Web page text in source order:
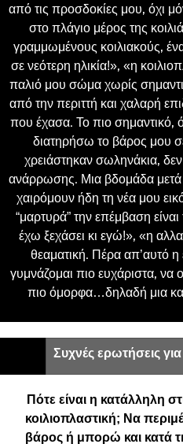
από τις προσδοκίες μου, όχι
στο πλάγιο μέρος της
γραμμωμένους κοιλιακούς,
σε νεότερη ηλικία!», «η
παλιό μου σώμα χωρίς
από την περιττή και χαλαρή
που έχασα. Το πιο σημαντικό,
διατηρήσω το βάρος μου
χρειάστηκαν σωληνάκια,
ανάρρωσης. Μια βδομάδα
χαιρόμουν ήδη τη νέα μου
“μαρτυρά” την επέμβαση
έχω ξεχάσει κι εγώ!», «η
θεαματική. Πέρα απ’αυτό
γυμνάζομαι πιο ευχάριστα, να
πιο όμορφα…δηλαδή μια
Συχνές ερωτήσεις
Πότε είναι η κατάλληλη
κοιλιοπλαστική; Να
βάρος ή μπορώ και κατά